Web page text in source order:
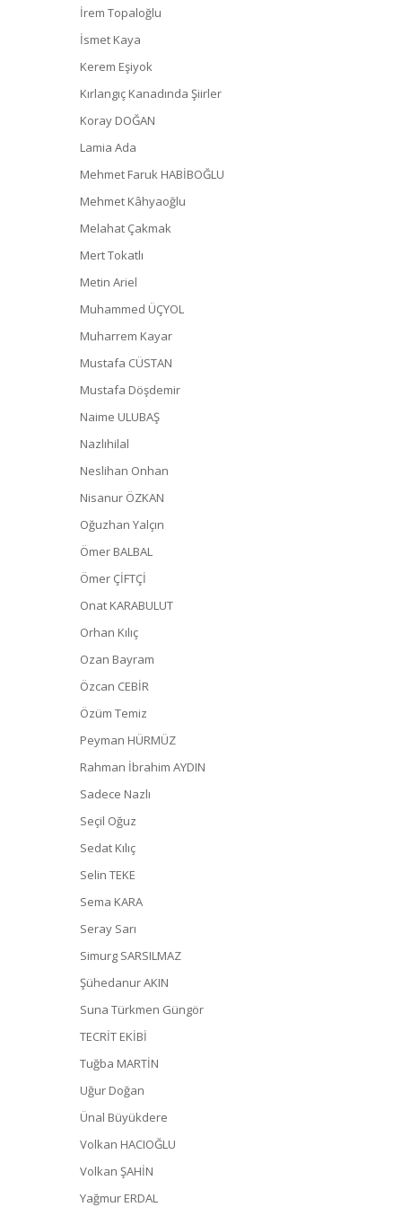
İrem Topaloğlu
İsmet Kaya
Kerem Eşiyok
Kırlangıç Kanadında Şiirler
Koray DOĞAN
Lamia Ada
Mehmet Faruk HABİBOĞLU
Mehmet Kâhyaoğlu
Melahat Çakmak
Mert Tokatlı
Metin Ariel
Muhammed ÜÇYOL
Muharrem Kayar
Mustafa CÜSTAN
Mustafa Döşdemir
Naime ULUBAŞ
Nazlıhilal
Neslihan Onhan
Nisanur ÖZKAN
Oğuzhan Yalçın
Ömer BALBAL
Ömer ÇİFTÇİ
Onat KARABULUT
Orhan Kılıç
Ozan Bayram
Özcan CEBİR
Özüm Temiz
Peyman HÜRMÜZ
Rahman İbrahim AYDIN
Sadece Nazlı
Seçil Oğuz
Sedat Kılıç
Selin TEKE
Sema KARA
Seray Sarı
Simurg SARSILMAZ
Şühedanur AKIN
Suna Türkmen Güngör
TECRİT EKİBİ
Tuğba MARTİN
Uğur Doğan
Ünal Büyükdere
Volkan HACIOĞLU
Volkan ŞAHİN
Yağmur ERDAL